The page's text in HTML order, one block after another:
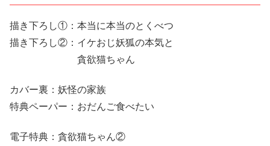
描き下ろし①：本当に本当のとくべつ
描き下ろし②：イケおじ妖狐の本気と
貪欲猫ちゃん
カバー裏：妖怪の家族
特典ペーパー：おだんご食べたい
電子特典：貪欲猫ちゃん②